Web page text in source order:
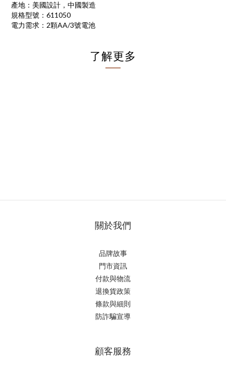
產地：美國設計，中國製造
規格型號：611050
電力需求：2顆AA/3號電池
了解更多
關於我們
品牌故事
門市資訊
付款與物流
退換貨政策
條款與細則
防詐騙宣導
顧客服務